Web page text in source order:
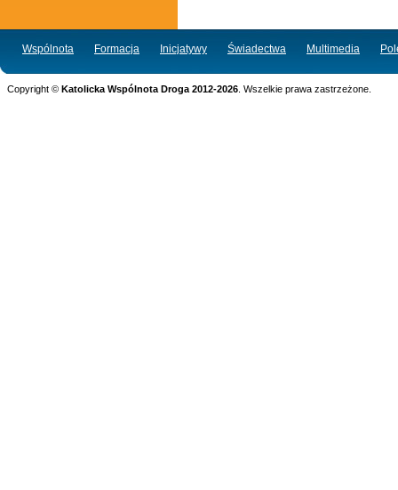
Wspólnota Formacja Inicjatywy Świadectwa Multimedia
Copyright © Katolicka Wspólnota Droga 2012-2026 . Wszelkie prawa zastrzeżone.